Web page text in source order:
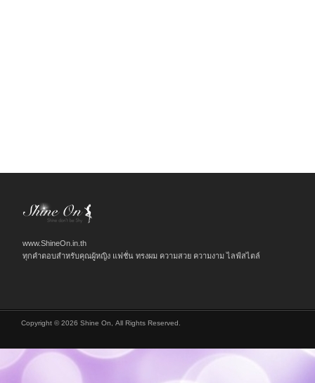
www.ShineOn.in.th
ทุกคำตอบสำหรับคุณผู้หญิง แฟชั่น ทรงผม ความสวย ความงาม ไลฟ์สไตล์
Copyright © 2026 Shine On, All Rights Reserved.